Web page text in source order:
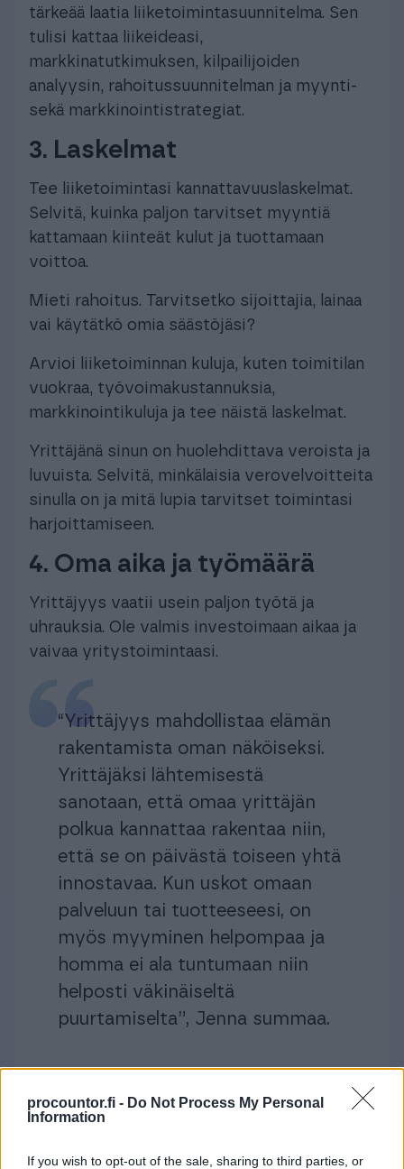
procountor.fi - Do Not Process My Personal
Information
If you wish to opt-out of the sale, sharing to third parties, or
tärkeää laatia liiketoimintasuunnitelma. Sen
tulisi kattaa liikeideasi,
markkinatutkimuksen, kilpailijoiden
analyysin, rahoitussuunnitelman ja myynti-
sekä markkinointistrategiat.
3. Laskelmat
Tee liiketoimintasi kannattavuuslaskelmat.
Selvitä, kuinka paljon tarvitset myyntiä
kattamaan kiinteät kulut ja tuottamaan
voittoa.
Mieti rahoitus. Tarvitsetko sijoittajia, lainaa
vai käytätkö omia säästöjäsi?
Arvioi liiketoiminnan kuluja, kuten toimitilan
vuokraa, työvoimakustannuksia,
markkinointikuluja ja tee näistä laskelmat.
Yrittäjänä sinun on huolehdittava veroista ja
luvuista. Selvitä, minkälaisia verovelvoitteita
sinulla on ja mitä lupia tarvitset toimintasi
harjoittamiseen.
4. Oma aika ja työmäärä
Yrittäjyys vaatii usein paljon työtä ja
uhrauksia. Ole valmis investoimaan aikaa ja
vaivaa yritystoimintaasi.
“Yrittäjyys mahdollistaa elämän
rakentamista oman näköiseksi.
Yrittäjäksi lähtemisestä
sanotaan, että omaa yrittäjän
polkua kannattaa rakentaa niin,
että se on päivästä toiseen yhtä
innostavaa. Kun uskot omaan
palveluun tai tuotteeseesi, on
myös myyminen helpompaa ja
homma ei ala tuntumaan niin
helposti väkinäiseltä
puurtamiselta”, Jenna summaa.
Miten hallita taloutta
Somevaikuttajana yrittäjyys voi tarjota